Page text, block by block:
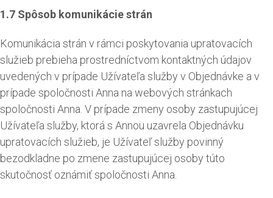
1.7 Spôsob komunikácie strán
Komunikácia strán v rámci poskytovania upratovacích
služieb prebieha prostredníctvom kontaktných údajov
uvedených v prípade Užívateľa služby v Objednávke a v
prípade spoločnosti Anna na webových stránkach
spoločnosti Anna. V prípade zmeny osoby zastupujúcej
Užívateľa služby, ktorá s Annou uzavrela Objednávku
upratovacích služieb, je Užívateľ služby povinný
bezodkladne po zmene zastupujúcej osoby túto
skutočnosť oznámiť spoločnosti Anna.